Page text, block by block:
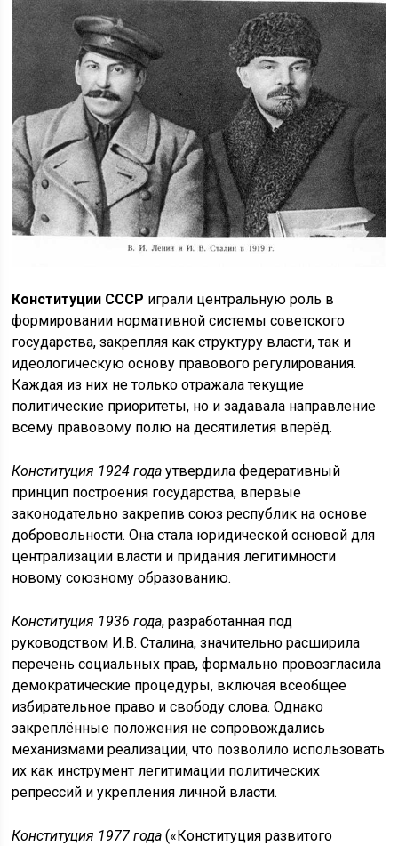
Конституции СССР играли центральную роль в
формировании нормативной системы советского
государства, закрепляя как структуру власти, так и
идеологическую основу правового регулирования.
Каждая из них не только отражала текущие
политические приоритеты, но и задавала направление
всему правовому полю на десятилетия вперёд.
Конституция 1924 года утвердила федеративный
принцип построения государства, впервые
законодательно закрепив союз республик на основе
добровольности. Она стала юридической основой для
централизации власти и придания легитимности
новому союзному образованию.
Конституция 1936 года, разработанная под
руководством И.В. Сталина, значительно расширила
перечень социальных прав, формально провозгласила
демократические процедуры, включая всеобщее
избирательное право и свободу слова. Однако
закреплённые положения не сопровождались
механизмами реализации, что позволило использовать
их как инструмент легитимации политических
репрессий и укрепления личной власти.
Конституция 1977 года («Конституция развитого